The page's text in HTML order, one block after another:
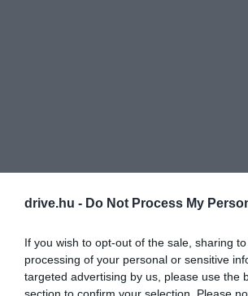
drive.hu - Do Not Process My
If you wish to opt-out of the sale, sharing
processing of your personal or sensitive
targeted advertising by us, please use the